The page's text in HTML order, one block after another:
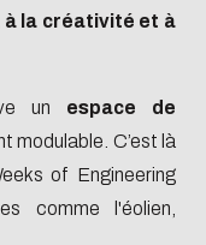
la créativité et à
un espace de
modulable. C’est là
of Engineering
comme l'éolien,